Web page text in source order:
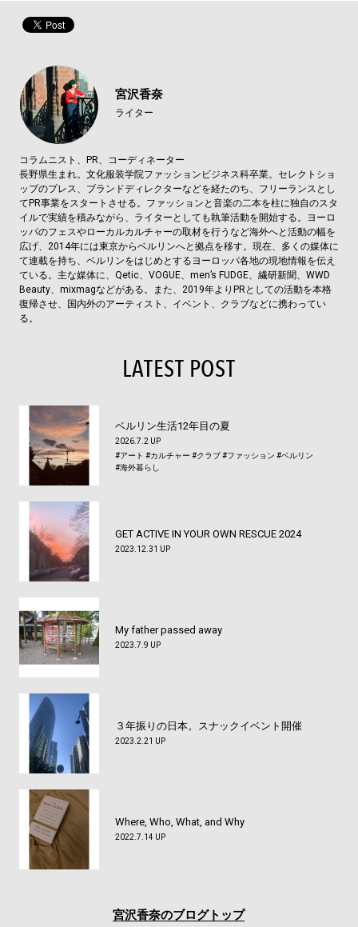
宮沢香奈
ライター
コラムニスト、PR、コーディネーター
長野県生まれ。文化服装学院ファッションビジネス科卒業。セレクトショ
ップのプレス、ブランドディレクターなどを経たのち、フリーランスとし
てPR事業をスタートさせる。ファッションと音楽の二本を柱に独自のスタ
イルで実績を積みながら、ライターとしても執筆活動を開始する。ヨーロ
ッパのフェスやローカルカルチャーの取材を行うなど海外へと活動の幅を
広げ、2014年には東京からベルリンへと拠点を移す。現在、多くの媒体に
て連載を持ち、ベルリンをはじめとするヨーロッパ各地の現地情報を伝え
ている。主な媒体に、Qetic、VOGUE、men’s FUDGE、繊研新聞、WWD
Beauty、mixmagなどがある。また、2019年よりPRとしての活動を本格
復帰させ、国内外のアーティスト、イベント、クラブなどに携わってい
る。
LATEST POST
ベルリン生活12年目の夏
2026.7.2 UP
#アート #カルチャー #クラブ#ファッション #ベルリン
#海外暮らし
GET ACTIVE IN YOUR OWN RESCUE 2024
2023.12.31 UP
My father passed away
2023.7.9 UP
３年振りの日本。スナックイベント開催
2023.2.21 UP
Where, Who, What, and Why
2022.7.14 UP
宮沢香奈のブログトップ